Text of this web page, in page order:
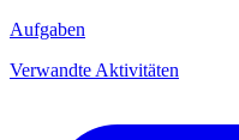
Aufgaben
Verwandte Aktivitäten